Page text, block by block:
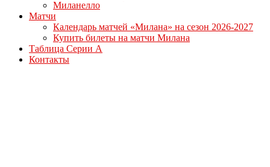
Миланелло
Матчи
Календарь матчей «Милана» на сезон 2026-2027
Купить билеты на матчи Милана
Таблица Серии А
Контакты